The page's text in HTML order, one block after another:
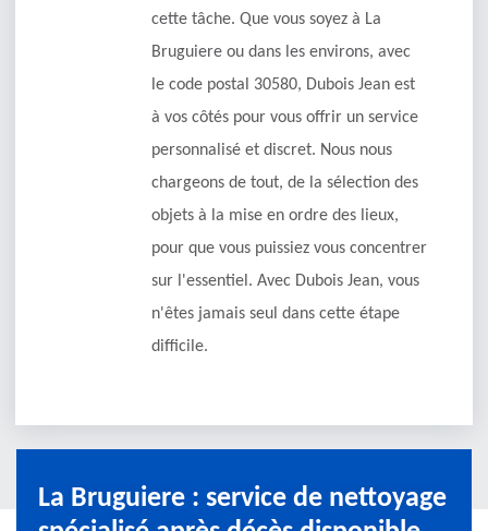
cette tâche. Que vous soyez à La
Bruguiere ou dans les environs, avec
le code postal 30580, Dubois Jean est
à vos côtés pour vous offrir un service
personnalisé et discret. Nous nous
chargeons de tout, de la sélection des
objets à la mise en ordre des lieux,
pour que vous puissiez vous concentrer
sur l'essentiel. Avec Dubois Jean, vous
n'êtes jamais seul dans cette étape
difficile.
La Bruguiere : service de nettoyage